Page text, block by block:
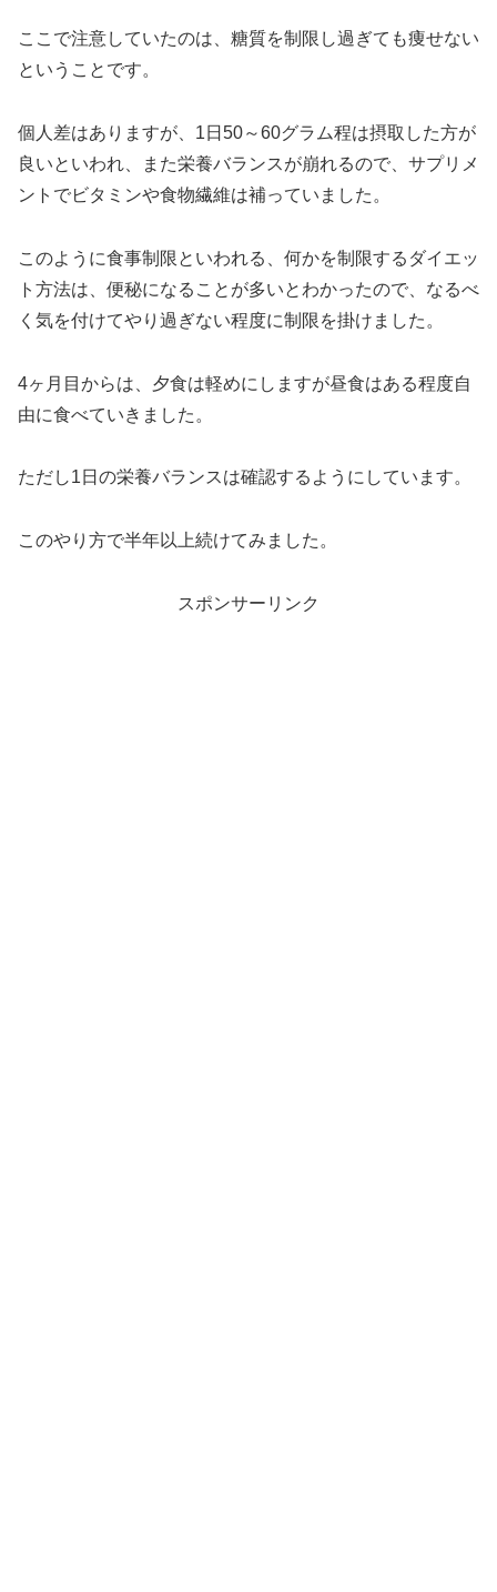
ここで注意していたのは、糖質を制限し過ぎても痩せない
ということです。
個人差はありますが、1日50～60グラム程は摂取した方が
良いといわれ、また栄養バランスが崩れるので、サプリメ
ントでビタミンや食物繊維は補っていました。
このように食事制限といわれる、何かを制限するダイエッ
ト方法は、便秘になることが多いとわかったので、なるべ
く気を付けてやり過ぎない程度に制限を掛けました。
4ヶ月目からは、夕食は軽めにしますが昼食はある程度自
由に食べていきました。
ただし1日の栄養バランスは確認するようにしています。
このやり方で半年以上続けてみました。
スポンサーリンク